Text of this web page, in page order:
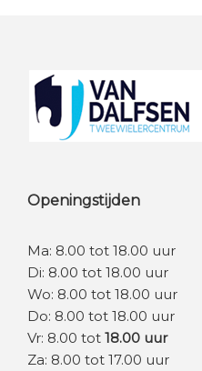
Footer
Openingstijden
Ma: 8.00 tot 18.00 uur
Di: 8.00 tot 18.00 uur
Wo: 8.00 tot 18.00 uur
Do: 8.00 tot 18.00 uur
Vr: 8.00 tot 18.00 uur
Za: 8.00 tot 17.00 uur